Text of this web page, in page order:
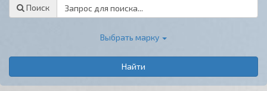
Поиск
Выбрать марку
Найти